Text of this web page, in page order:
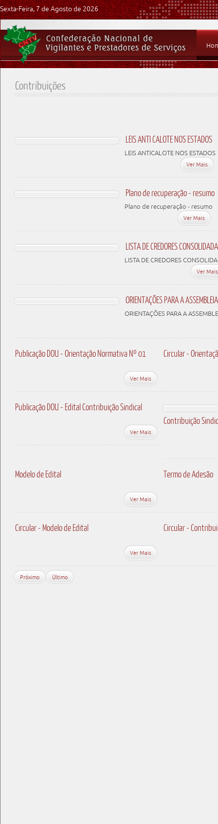
Sexta-Feira, 7 de Agosto de 2026
Contribuições
LEIS ANTI CALOTE NOS ESTADOS
LEIS ANTICALOTE NOS ESTADOS
Ver Mais
Plano de recuperação - resumo
Plano de recuperação - resumo
Ver Mais
LISTA DE CREDORES CONSOLIDADA
LISTA DE CREDORES
Ver Mais
ORIENTAÇÕES PARA A
ORIENTAÇÕES PARA A
Publicação DOU - Orientação Normativa Nº 01
Ver Mais
Circular -
Publicação DOU - Edital Contribuição Sindical
Ver Mais
Contribuição
Modelo de Edital
Ver Mais
Termo de Adesão
Circular - Modelo de Edital
Ver Mais
Circular -
Próximo Último